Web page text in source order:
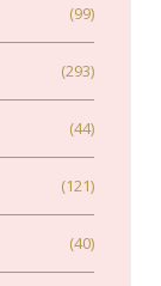
(99)
(293)
(44)
(121)
(40)